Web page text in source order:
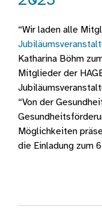
“Wir laden alle
Katharina Böhm
Mitglieder der
“Von der
Möglichkeiten
die Einladung zum